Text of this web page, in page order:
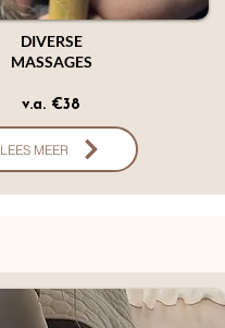
DIVERSE
MASSAGES
v.a. €38
LEES MEER